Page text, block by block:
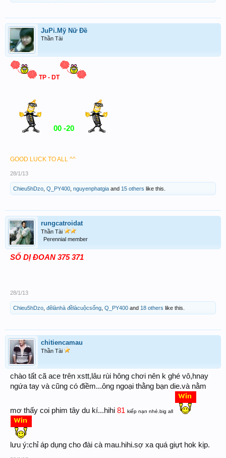
JuPi.Mỹ Nữ Đề
Thần Tài
TP - DT
00 -20
GOOD LUCK TO ALL ^^
28/1/13
Chieu5hDzo Q_PY400 nguyenphatgia and 15 others like this.
rungcatroidat
Thần Tài
Perennial member
SỐ DỊĐOAN 375 371
28/1/13
Chieu5hDzo đêlànhà đềlàcuộcsống Q_PY400 and 18 others like this.
chitiencamau
Thần Tài
chào tất cã ace trên xstt,lâu rùi hông chơi nên k ghé vô,hnay
ngứa tay và cũng có điềm...ông ngoại thằng bạn die.và nằm
mơ thấy coi phim tây du kí...hihi 81 kiếp nạn nhé.big all
lưu ý:chỉ áp dụng cho đài cà mau.hihi.sợ xa quá giựt hok kịp.